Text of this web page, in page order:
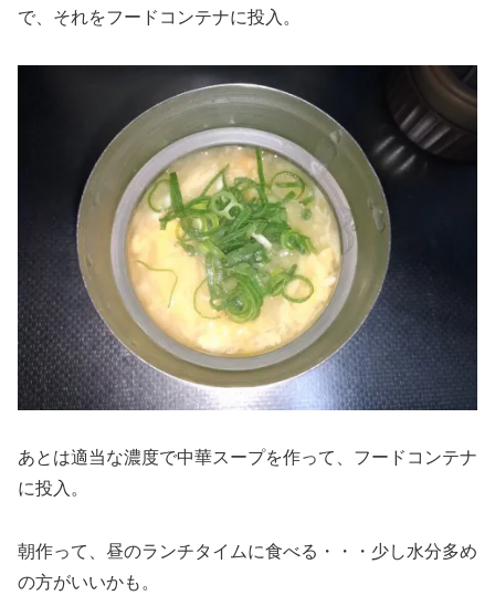
で、それをフードコンテナに投入。
あとは適当な濃度で中華スープを作って、フードコンテナ
に投入。
朝作って、昼のランチタイムに食べる・・・少し水分多め
の方がいいかも。